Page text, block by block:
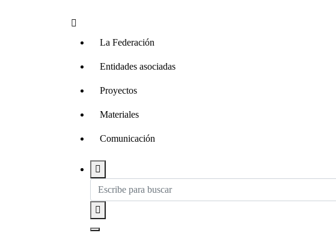
La Federación
Entidades asociadas
Proyectos
Materiales
Comunicación